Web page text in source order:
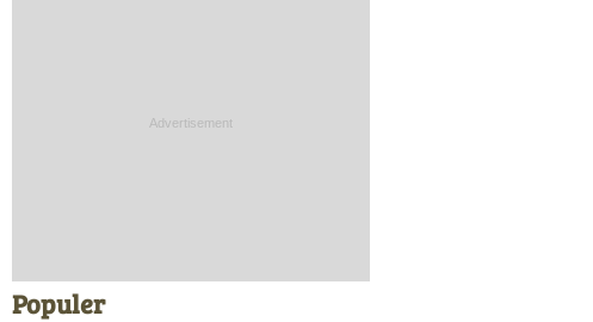
Populer